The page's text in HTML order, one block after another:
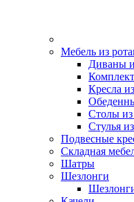
Мебель из
Диваны
Кресла
Столы из
Стулья
Подвесные
Складная
Шатры
Шезлонги